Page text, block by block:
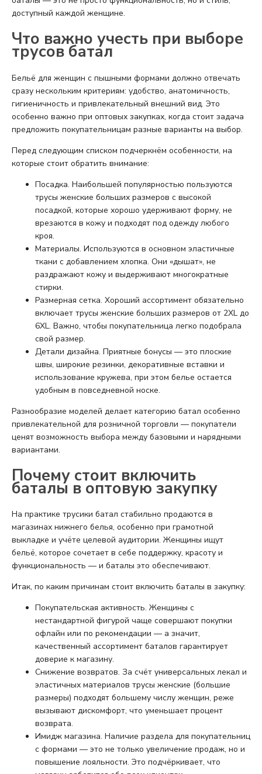
доступный каждой женщине.
Что важно учесть при выборе
трусов батал
Бельё для женщин с пышными формами должно отвечать
сразу нескольким критериям: удобство, анатомичность,
гигиеничность и привлекательный внешний вид. Это
особенно важно при оптовых закупках, когда стоит задача
предложить покупательницам разные варианты на выбор.
Перед следующим списком подчеркнём особенности, на
которые стоит обратить внимание:
Посадка. Наибольшей популярностью пользуются
трусы женские больших размеров с высокой
посадкой, которые хорошо удерживают форму, не
врезаются в кожу и подходят под одежду любого
кроя.
Материалы. Используются в основном эластичные
ткани с добавлением хлопка. Они «дышат», не
раздражают кожу и выдерживают многократные
стирки.
Размерная сетка. Хороший ассортимент обязательно
включает трусы женские больших размеров от 2XL до
6XL. Важно, чтобы покупательница легко подобрала
свой размер.
Детали дизайна. Приятные бонусы — это плоские
швы, широкие резинки, декоративные вставки и
использование кружева, при этом белье остается
удобным в повседневной носке.
Разнообразие моделей делает категорию батал особенно
привлекательной для розничной торговли — покупатели
ценят возможность выбора между базовыми и нарядными
вариантами.
Почему стоит включить
баталы в оптовую закупку
На практике трусики батал стабильно продаются в
магазинах нижнего белья, особенно при грамотной
выкладке и учёте целевой аудитории. Женщины ищут
бельё, которое сочетает в себе поддержку, красоту и
функциональность — и баталы это обеспечивают.
Итак, по каким причинам стоит включить баталы в закупку:
Покупательская активность. Женщины с
нестандартной фигурой чаще совершают покупки
офлайн или по рекомендации — а значит,
качественный ассортимент баталов гарантирует
доверие к магазину.
Снижение возвратов. За счёт универсальных лекал и
эластичных материалов трусы женские (большие
размеры) подходят большему числу женщин, реже
вызывают дискомфорт, что уменьшает процент
возврата.
Имидж магазина. Наличие раздела для покупательниц
с формами — это не только увеличение продаж, но и
повышение лояльности. Это подчёркивает, что